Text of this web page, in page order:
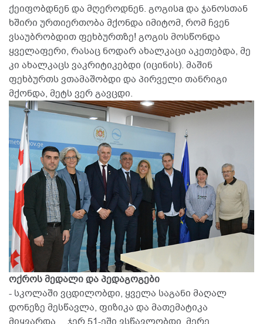
ქეიფობდნენ და მღეროდნენ. გოგისa და ჯანოსთან
ხშირი ურთიერთობა მქონდა იმიტომ, რომ ჩვენ
ვსაუბრობდით ფეხბურთზე! გოგის მოსწონდა
ყველაფერი, რასაც ნოდარ ახალკაცი აკეთებდა, მე
კი ახალკაცს ვაკრიტიკებდი (იცინის). მაშინ
ფეხბურთს ვთამაშობდი და პირველი თანრიგი
მქონდა, მეტს ვერ გავცდი.
ოქროს მედალი დაპედაგოგები
- სკოლაში ვცდილობდი, ყველა საგანი მაღალ
დონეზე მესწავლა, ფიზიკა და მათემატიკა